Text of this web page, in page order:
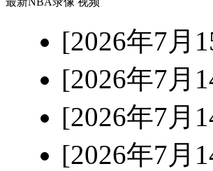
[2026年7月
[2026年7月
[2026年7月
[2026年7月